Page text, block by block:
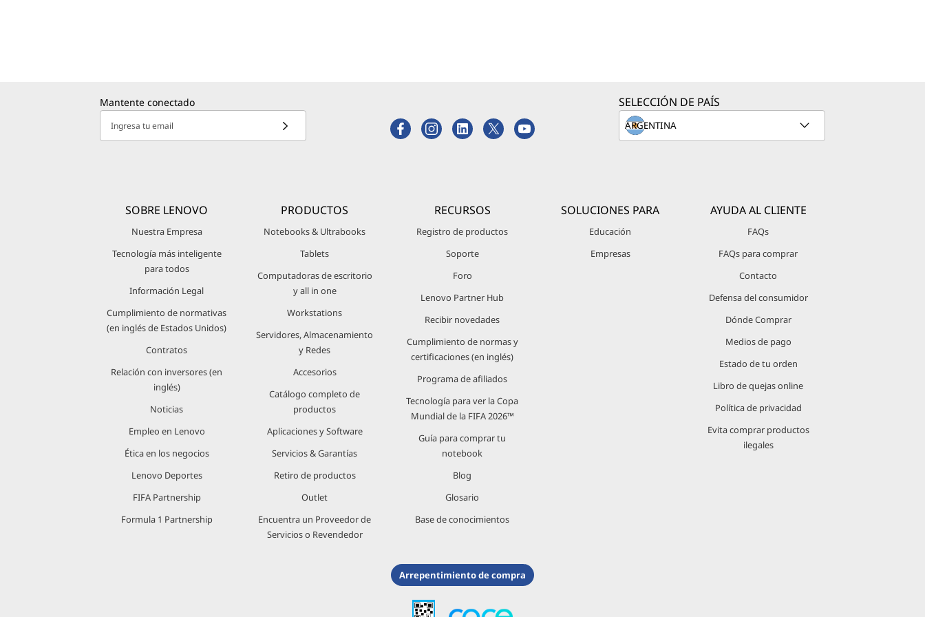
Mantente conectado
Ingresa tu email
SELECCIÓN DE PAÍS
SOBRE LENOVO
Nuestra Empresa
Tecnología más inteligente
para todos
Información Legal
Cumplimiento de normativas
(en inglés de Estados Unidos)
Contratos
Relación con inversores (en
inglés)
Noticias
Empleo en Lenovo
Ética en los negocios
Lenovo Deportes
FIFA Partnership
Formula 1 Partnership
PRODUCTOS
Notebooks & Ultrabooks
Tablets
Computadoras de escritorio
y all in one
Workstations
Servidores, Almacenamiento
y Redes
Accesorios
Catálogo completo de
productos
Aplicaciones y Software
Servicios & Garantías
Retiro de productos
Outlet
Encuentra un Proveedor de
Servicios o Revendedor
RECURSOS
Registro de productos
Soporte
Foro
Lenovo Partner Hub
Recibir novedades
Cumplimiento de normas y
certificaciones (en inglés)
Programa de afiliados
Tecnología para ver la Copa
Mundial de la FIFA 2026™
Guía para comprar tu
notebook
Blog
Glosario
Base de conocimientos
SOLUCIONES PARA
Educación
Empresas
AYUDA AL CLIENTE
FAQs
FAQs para comprar
Contacto
Defensa del consumidor
Dónde Comprar
Medios de pago
Estado de tu orden
Libro de quejas online
Política de privacidad
Evita comprar productos
ilegales
Arrepentimiento de compra